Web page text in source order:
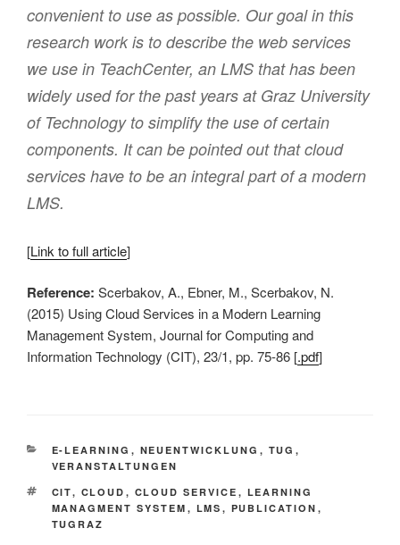
convenient to use as possible. Our goal in this
research work is to describe the web services
we use in TeachCenter, an LMS that has been
widely used for the past years at Graz University
of Technology to simplify the use of certain
components. It can be pointed out that cloud
services have to be an integral part of a modern
LMS.
[Link to full article]
Reference: Scerbakov, A., Ebner, M., Scerbakov, N.
(2015) Using Cloud Services in a Modern Learning
Management System, Journal for Computing and
Information Technology (CIT), 23/1, pp. 75-86 [.pdf]
KATEGORIEN
E-LEARNING , NEUENTWICKLUNG , TUG ,
VERANSTALTUNGEN
SCHLAGWÖRTER
CIT, CLOUD , CLOUD SERVICE , LEARNING
MANAGMENT SYSTEM , LMS , PUBLICATION ,
TUGRAZ